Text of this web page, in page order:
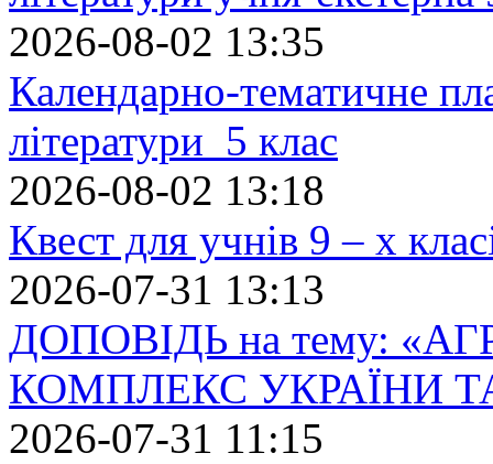
2026-08-02 13:35
Календарно-тематичне
літератури 5 клас
2026-08-02 13:18
Квест для учнів 9 – х
2026-07-31 13:13
ДОПОВІДЬ на тему:
КОМПЛЕКС УКРАЇНИ
2026-07-31 11:15